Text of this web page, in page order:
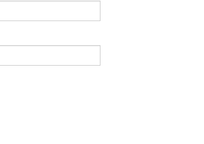
39
41
41
45
48